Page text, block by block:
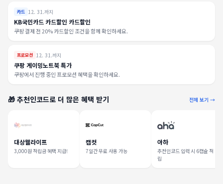
카드 12. 31.까지
KB국민카드 카드할인 카드할인
쿠팡 결제 전 20% 카드할인 조건을 함께 확인하세요.
프로모션 12. 31.까지
쿠팡 게이밍노트북 특가
쿠팡에서 진행 중인 프로모션 혜택을 확인하세요.
🎁 추천인코드로 더 많은 혜택 받기 전체 보기 →
대상웰라이프
3,000원 적립금 혜택 지급!
캡컷
7일간 무료 사용 가능
아하
추천인코드 입력 시 6캡슐 적
립